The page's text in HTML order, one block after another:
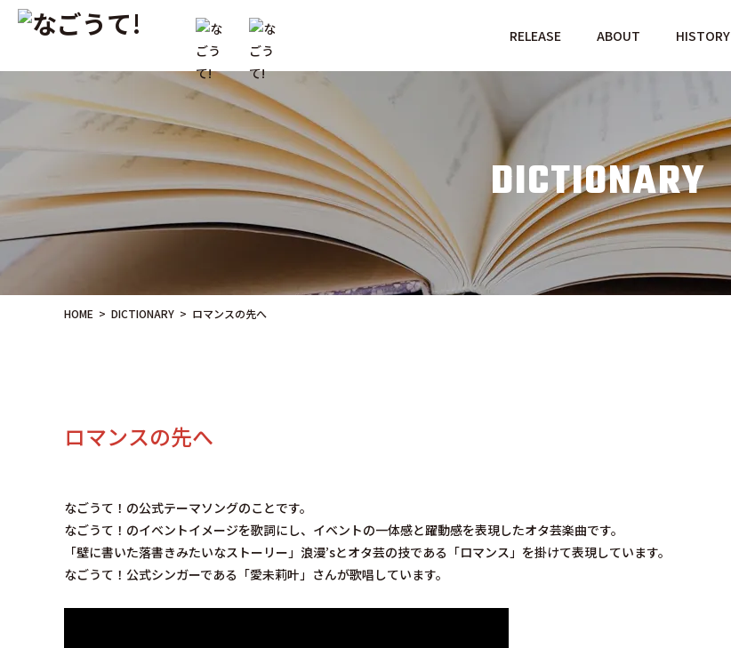
RELEASE ABOUT HISTORY
DICTIONARY
HOME > DICTIONARY > ロマンスの先へ
ロマンスの先へ
なごうて！の公式テーマソングのことです。
なごうて！のイベントイメージを歌詞にし、イベントの一体感と躍動感を表現したオタ芸楽曲です。
「壁に書いた落書きみたいなストーリー」浪漫’sとオタ芸の技である「ロマンス」を掛けて表現しています。
なごうて！公式シンガーである「愛未莉叶」さんが歌唱しています。